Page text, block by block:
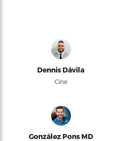
Dennis Dávila
Cine
González Pons MD